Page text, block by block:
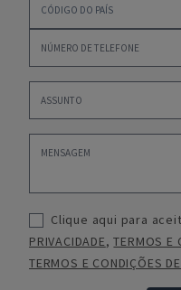
Clique aqui para
PRIVACIDADE,TERMOS E
TERMOS E CONDIÇÕES